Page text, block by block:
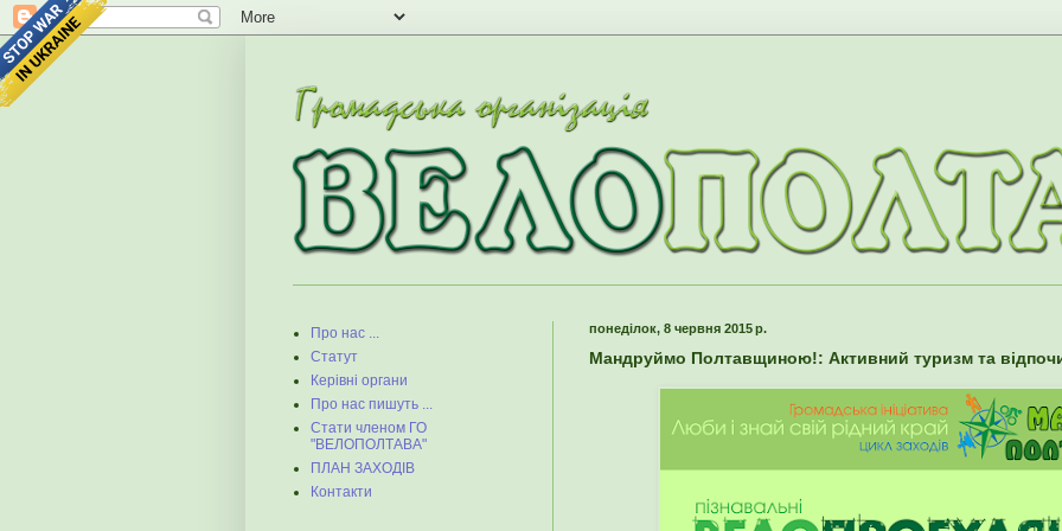
понеділок, 8 червня 2015 р.
Мандруймо Полтавщиною!: Активний туризм та
Про нас ...
Статут
Керівні органи
Про нас пишуть ...
Стати членом ГО
"ВЕЛОПОЛТАВА"
ПЛАН ЗАХОДІВ
Контакти